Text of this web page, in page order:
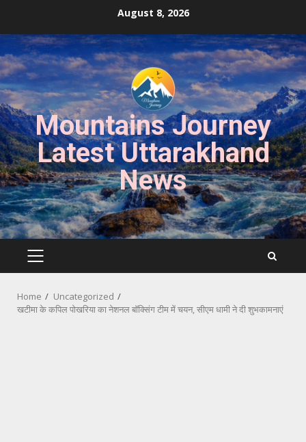
content
August 8, 2026
Mountains Journey
Latest Uttarakhand
News
PRIMARY
Home
Uncategorized
खटीमा के कपिल पोखरिया का नेशनल बॉक्सिंग टीम में चयन, सीएम धामी ने दी शुभकामनाएं